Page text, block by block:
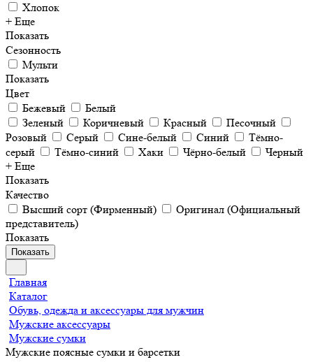
Хлопок
+ Еще
Показать
Сезонность
Мульти
Показать
Цвет
Бежевый
Белый
Зеленый
Коричневый Красный
Песочный
Розовый
Серый Сине-белый Синий
Тёмно-
серый
Тёмно-синий Хаки Чёрно-белый
Черный
+ Еще
Показать
Качество
Высший сорт (Фирменный)
Оригинал (Официальный
представитель)
Показать
Показать
Главная
Каталог
Обувь, одежда и аксессуары для мужчин
Мужские аксессуары
Мужские сумки
Мужские поясные сумки и барсетки